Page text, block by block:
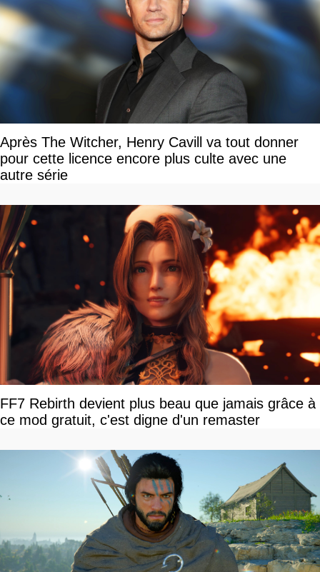
Après The Witcher, Henry Cavill va tout donner
pour cette licence encore plus culte avec une
autre série
FF7 Rebirth devient plus beau que jamais grâce à
ce mod gratuit, c'est digne d'un remaster